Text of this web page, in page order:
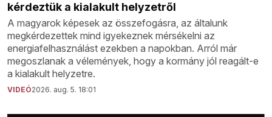
kérdeztük a kialakult helyzetről
A magyarok képesek az összefogásra, az általunk
megkérdezettek mind igyekeznek mérsékelni az
energiafelhasználást ezekben a napokban. Arról már
megoszlanak a vélemények, hogy a kormány jól reagált-e
a kialakult helyzetre.
VIDEÓ2026. aug. 5. 18:01